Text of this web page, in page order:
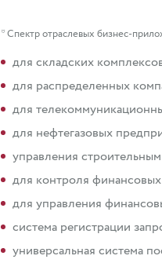
* Спектр отраслевых бизнес-
для складских
для распределенных
для
для нефтегазовых
управления
для контроля
для управления
система регистрации
универсальная система